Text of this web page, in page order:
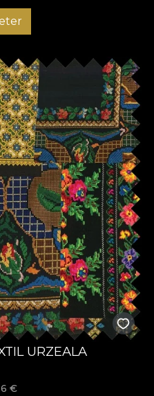
URZEALA
€